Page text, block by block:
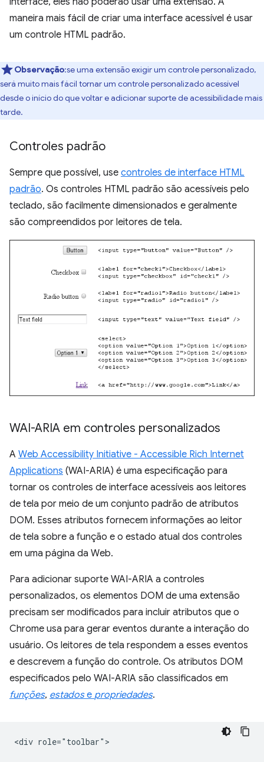
maneira mais fácil de criar uma interface acessível é usar
um controle HTML padrão.
Observação:se uma extensão exigir um controle personalizado,
será muito mais fácil tornar um controle personalizado acessível
desde o início do que voltar e adicionar suporte de acessibilidade mais
tarde.
Controles padrão
Sempre que possível, use controles de interface HTML
padrão. Os controles HTML padrão são acessíveis pelo
teclado, são facilmente dimensionados e geralmente
são compreendidos por leitores de tela.
WAI-ARIA em controles personalizados
A Web Accessibility Initiative - Accessible Rich Internet
Applications (WAI-ARIA) é uma especificação para
tornar os controles de interface acessíveis aos leitores
de tela por meio de um conjunto padrão de atributos
DOM. Esses atributos fornecem informações ao leitor
de tela sobre a função e o estado atual dos controles
em uma página da Web.
Para adicionar suporte WAI-ARIA a controles
personalizados, os elementos DOM de uma extensão
precisam ser modificados para incluir atributos que o
Chrome usa para gerar eventos durante a interação do
usuário. Os leitores de tela respondem a esses eventos
e descrevem a função do controle. Os atributos DOM
especificados pelo WAI-ARIA são classificados em
funções, estadose propriedades.